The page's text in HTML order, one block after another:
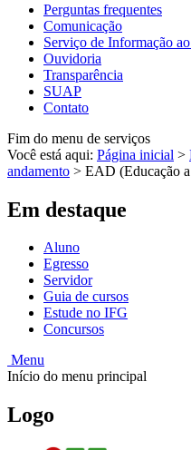
Perguntas frequentes
Comunicação
Serviço de Informação
Ouvidoria
Transparência
SUAP
Contato
Fim do menu de serviços
Você está aqui: Página inicial >
andamento > EAD (Educação
Em destaque
Aluno
Egresso
Servidor
Guia de cursos
Estude no IFG
Concursos
Menu
Início do menu principal
Logo